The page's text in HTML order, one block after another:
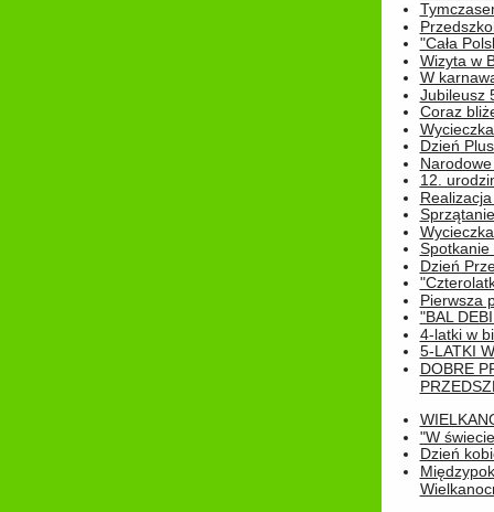
"Cała
Wizyta w
W
Jubileusz
Coraz
Dzień
12.
Spotkanie
Dzień
Pierwsza
"BAL
4-latki w
5-LATKI
DOBRE
"W
Dzień